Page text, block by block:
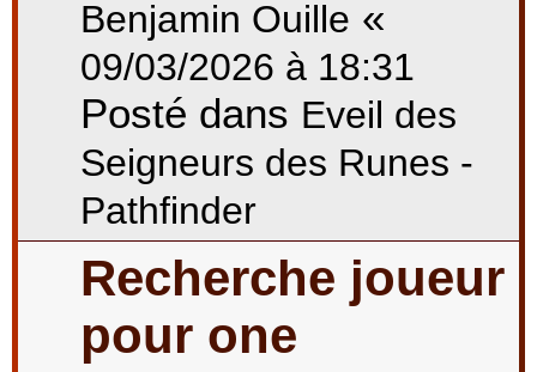
Benjamin Ouille «
09/03/2026 à 18:31
Posté dans Eveil des
Seigneurs des Runes -
Pathfinder
Recherche joueur
pour one